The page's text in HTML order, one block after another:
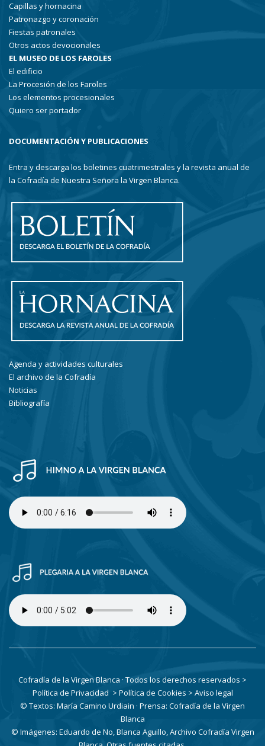
Capillas y hornacina
Patronazgo y coronación
Fiestas patronales
Otros actos devocionales
EL MUSEO DE LOS FAROLES
El edificio
La Procesión de los Faroles
Los elementos procesionales
Quiero ser portador
DOCUMENTACIÓN Y PUBLICACIONES
Entra y descarga los boletines cuatrimestrales y la revista anual de
la Cofradía de Nuestra Señora la Virgen Blanca.
Agenda y actividades culturales
El archivo de la Cofradía
Noticias
Bibliografía
Cofradía de la Virgen Blanca · Todos los derechos reservados >
Política de Privacidad > Política de Cookies > Aviso legal
© Textos: María Camino Urdiain · Prensa: Cofradía de la Virgen
Blanca
© Imágenes: Eduardo de No, Blanca Aguillo, Archivo Cofradía Virgen